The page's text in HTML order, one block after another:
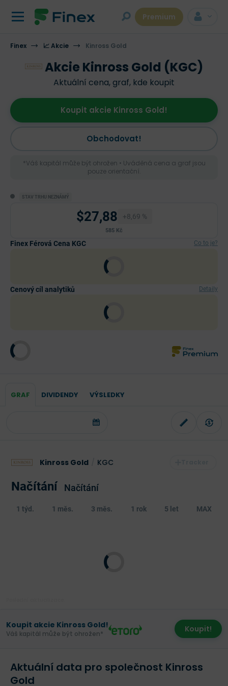
Premium
Finex 📈 Akcie Kinross Gold
Akcie Kinross Gold (KGC)
Aktuální cena, graf, kde koupit
Obchodovat!
Koupit akcie Kinross Gold!
*Váš kapitál může být ohrožen • Uváděná cena a graf jsou
pouze orientační.
STAV TRHU NEZNÁMÝ
$27,88 +8,69 %
585 Kč
Finex Férová Cena KGC Co to je?
Cenový cíl analytiků Detaily
GRAF DIVIDENDY VÝSLEDKY
Kinross Gold KGC
Načítání Načítání
1 týd. 1 měs. 3 měs. 1 rok 5 let MAX
Koupit akcie Kinross Gold!
Váš kapitál může být ohrožen* Koupit!
Aktuální data pro společnost Kinross
Gold